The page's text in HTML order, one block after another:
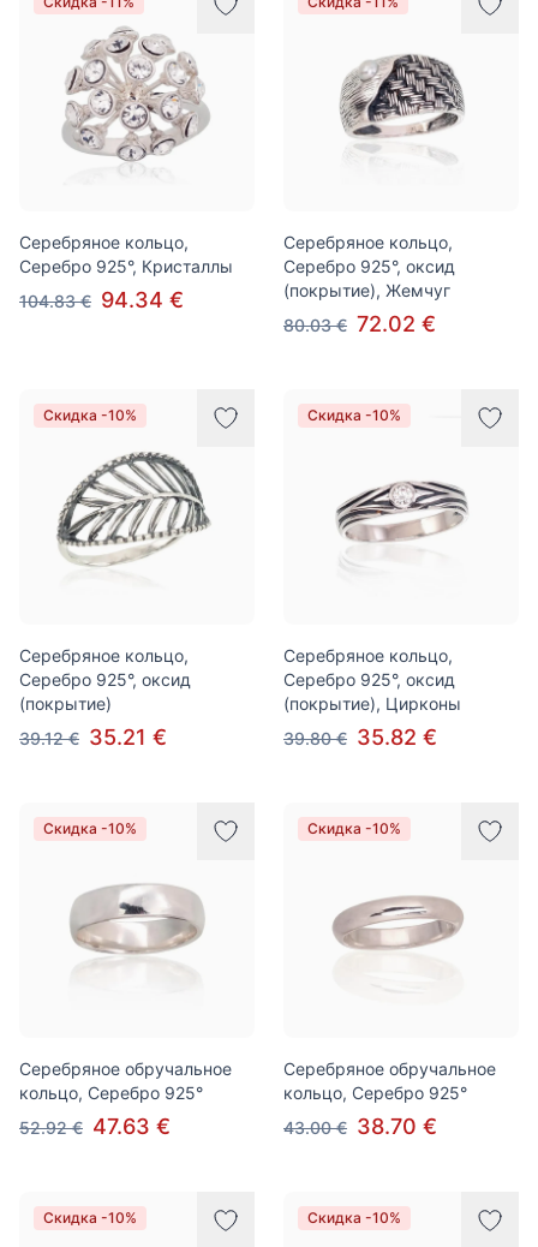
Серебряное кольцо,
Серебро 925°, Кристаллы
104.83 € 94.34 €
Серебряное кольцо,
Серебро 925°, оксид
(покрытие), Жемчуг
80.03 € 72.02 €
Скидка -10%
Серебряное кольцо,
Серебро 925°, оксид
(покрытие)
39.12 € 35.21 €
Скидка -10%
Серебряное кольцо,
Серебро 925°, оксид
(покрытие), Цирконы
39.80 € 35.82 €
Скидка -10%
Серебряное обручальное
кольцо, Серебро 925°
52.92 € 47.63 €
Скидка -10%
Серебряное обручальное
кольцо, Серебро 925°
43.00 € 38.70 €
Скидка -10% Скидка -10%